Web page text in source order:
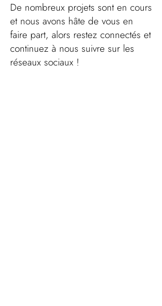
De nombreux projets sont en cours
et nous avons hâte de vous en
faire part, alors restez connectés et
continuez à nous suivre sur les
réseaux sociaux !